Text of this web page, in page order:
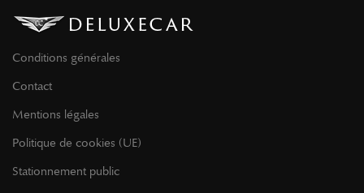
Conditions générales
Contact
Mentions légales
Politique de cookies (UE)
Stationnement public